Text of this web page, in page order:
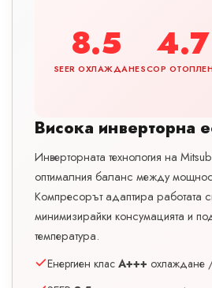
8.5
SEER ОХЛАЖДАНЕ
4.7
SCOP
Висока инверторна
Инверторната технология на
оптималния баланс между
Компресорът адаптира работата
минимизирайки консумацията и
температура.
Енергиен клас A+++ охлаждане